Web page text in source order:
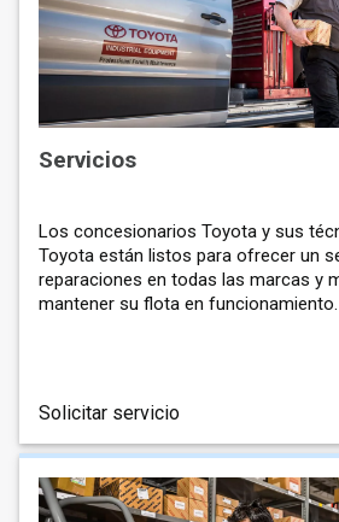
Servicios
Los concesionarios Toyota y sus
Toyota están listos para ofrecer un
reparaciones en todas las marcas y
mantener su flota en funcionamiento.
Solicitar servicio